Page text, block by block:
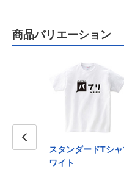
商品バリエーション
シルク ラ
スタンダードTシ
ワイト